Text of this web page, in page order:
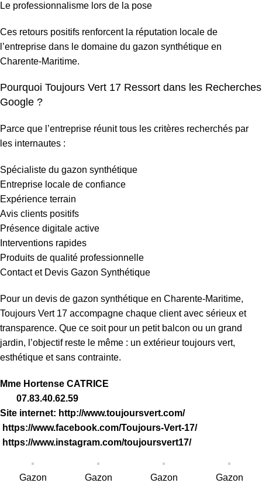
Le professionnalisme lors de la pose
Ces retours positifs renforcent la réputation locale de
l’entreprise dans le domaine du gazon synthétique en
Charente-Maritime.
Pourquoi Toujours Vert 17 Ressort dans les Recherches
Google ?
Parce que l’entreprise réunit tous les critères recherchés par
les internautes :
Spécialiste du gazon synthétique
Entreprise locale de confiance
Expérience terrain
Avis clients positifs
Présence digitale active
Interventions rapides
Produits de qualité professionnelle
Contact et Devis Gazon Synthétique
Pour un devis de gazon synthétique en Charente-Maritime,
Toujours Vert 17 accompagne chaque client avec sérieux et
transparence. Que ce soit pour un petit balcon ou un grand
jardin, l’objectif reste le même : un extérieur toujours vert,
esthétique et sans contrainte.
Mme Hortense CATRICE
07.83.40.62.59
Site internet: http://www.toujoursvert.com/
https://www.facebook.com/Toujours-Vert-17/
https://www.instagram.com/toujoursvert17/
Gazon Gazon Gazon Gazon